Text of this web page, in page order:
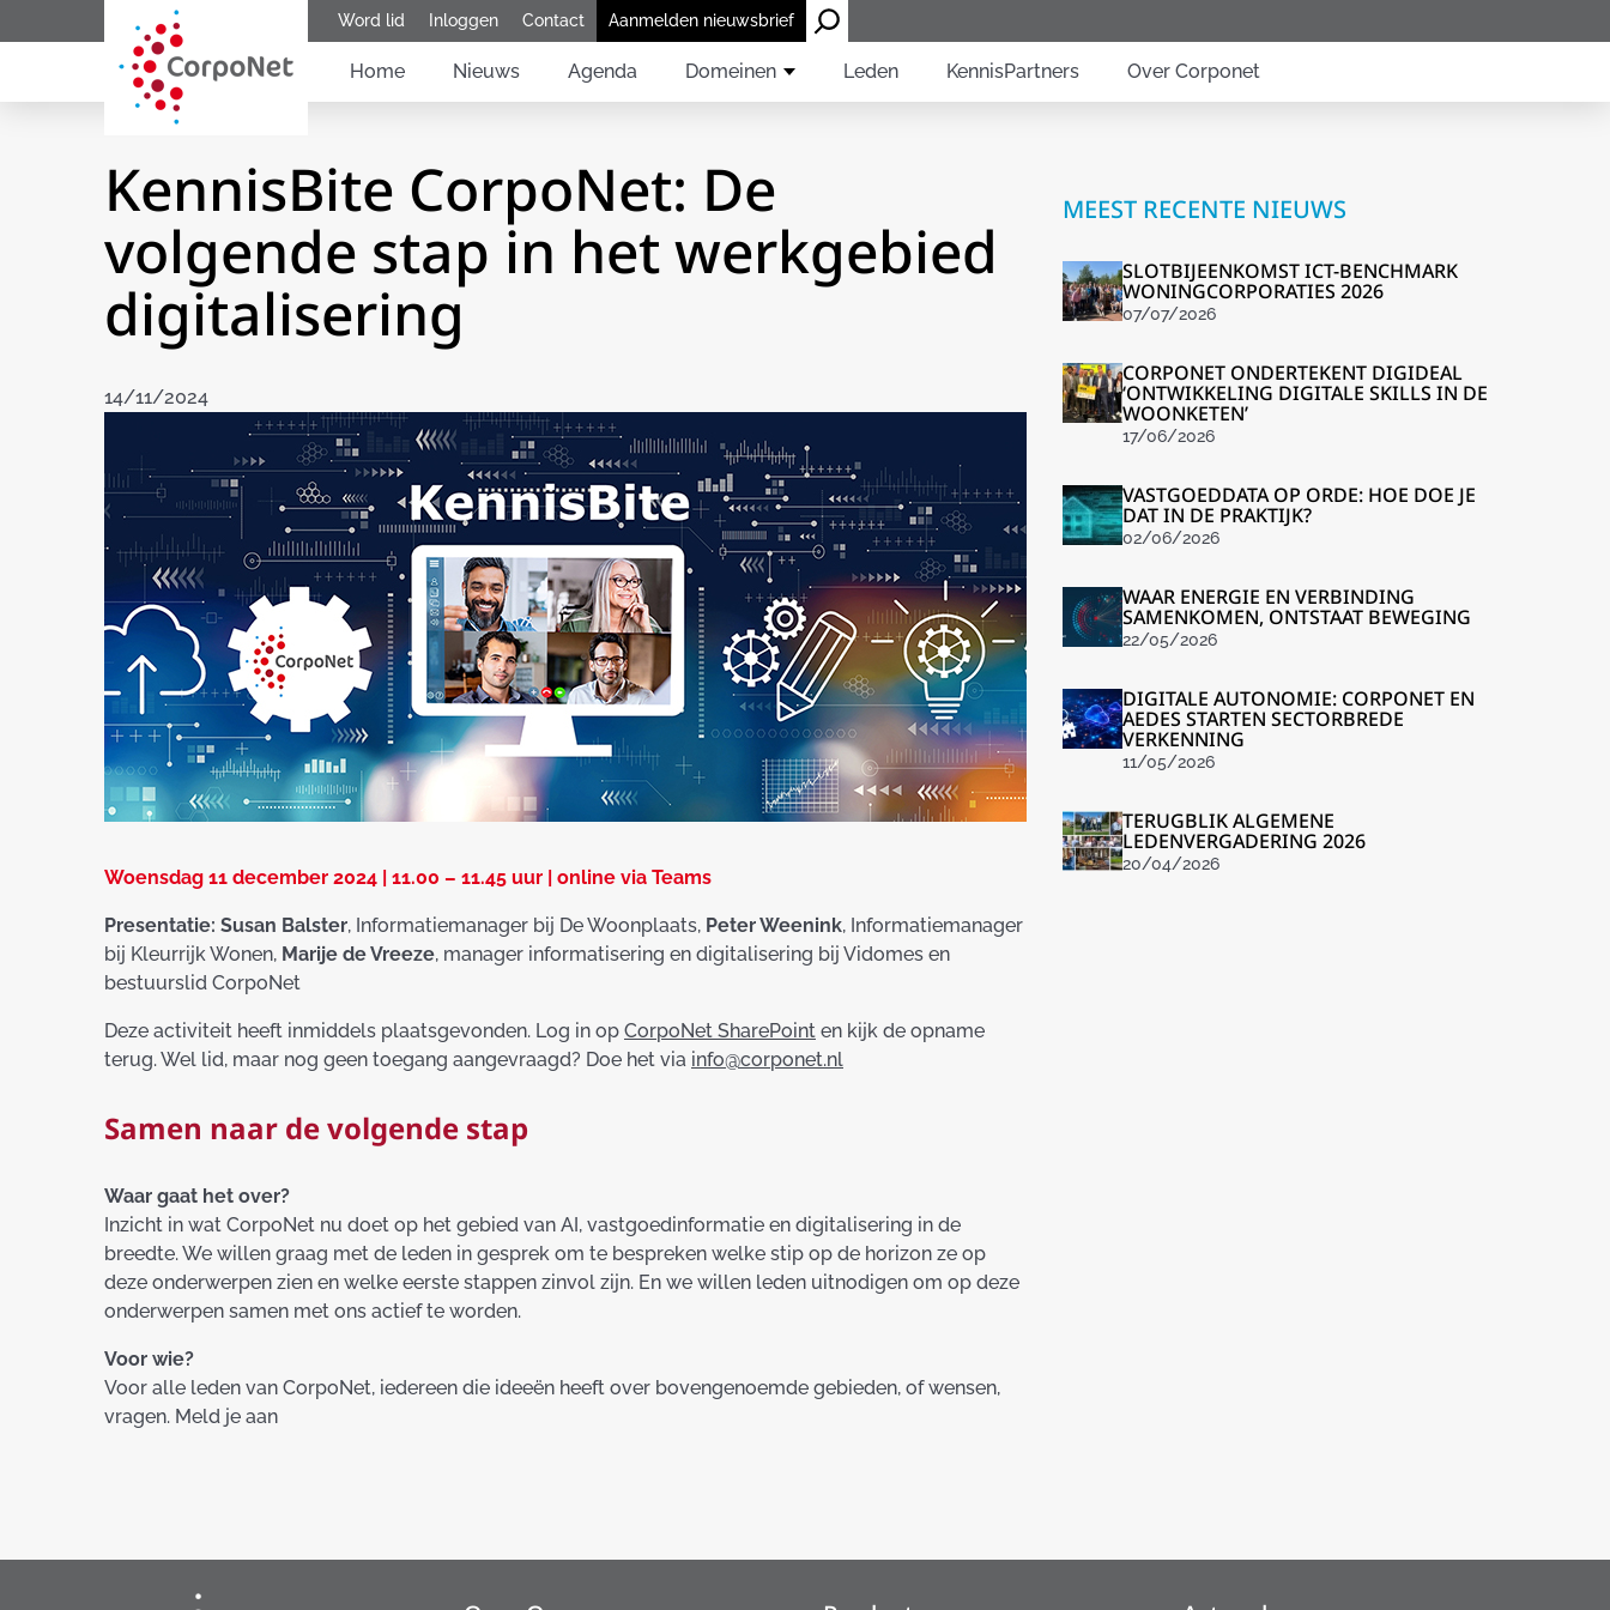
Word lid Inloggen Contact Aanmelden nieuwsbrief
Home Nieuws Agenda Domeinen Leden KennisPartners Over Corponet
KennisBite CorpoNet: De
volgende stap in het werkgebied
digitalisering
14/11/2024
Woensdag 11 december 2024 | 11.00 – 11.45 uur | online via Teams
Presentatie: Susan Balster, Informatiemanager bij De Woonplaats, Peter Weenink, Informatiemanager
bij Kleurrijk Wonen, Marije de Vreeze, manager informatisering en digitalisering bij Vidomes en
bestuurslid CorpoNet
Deze activiteit heeft inmiddels plaatsgevonden. Log in op CorpoNet SharePoint en kijk de opname
terug. Wel lid, maar nog geen toegang aangevraagd? Doe het via info@corponet.nl
Samen naar de volgende stap
Waar gaat het over?
Inzicht in wat CorpoNet nu doet op het gebied van AI, vastgoedinformatie en digitalisering in de
breedte. We willen graag met de leden in gesprek om te bespreken welke stip op de horizon ze op
deze onderwerpen zien en welke eerste stappen zinvol zijn. En we willen leden uitnodigen om op deze
onderwerpen samen met ons actief te worden.
Voor wie?
Voor alle leden van CorpoNet, iedereen die ideeën heeft over bovengenoemde gebieden, of wensen,
vragen. Meld je aan
MEEST RECENTE NIEUWS
SLOTBIJEENKOMST ICT-BENCHMARK
WONINGCORPORATIES 2026
07/07/2026
CORPONET ONDERTEKENT DIGIDEAL
‘ONTWIKKELING DIGITALE SKILLS IN DE
WOONKETEN’
17/06/2026
VASTGOEDDATA OP ORDE: HOE DOE JE
DAT IN DE PRAKTIJK?
02/06/2026
WAAR ENERGIE EN VERBINDING
SAMENKOMEN, ONTSTAAT BEWEGING
22/05/2026
DIGITALE AUTONOMIE: CORPONET EN
AEDES STARTEN SECTORBREDE
VERKENNING
11/05/2026
TERUGBLIK ALGEMENE
LEDENVERGADERING 2026
20/04/2026